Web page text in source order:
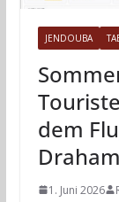
JENDOUBA
dem
1. Juni 2026